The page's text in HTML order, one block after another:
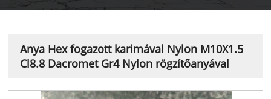
Anya Hex fogazott karimával Nylon M10X1.5
Cl8.8 Dacromet Gr4 Nylon rögzítőanyával